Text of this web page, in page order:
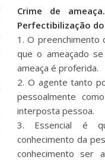
Crime de
Perfectibilização
1. O preenchimento
que o ameaçado
ameaça é proferida.
2. O agente tanto
pessoalmente
interposta pessoa.
3. Essencial é
conhecimento da
conhecimento ser